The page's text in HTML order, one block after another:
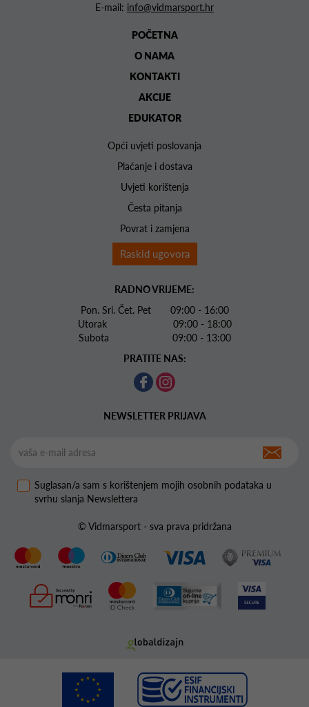
E-mail: info@vidmarsport.hr
POČETNA
O NAMA
KONTAKTI
AKCIJE
EDUKATOR
Opći uvjeti poslovanja
Plaćanje i dostava
Uvjeti korištenja
Česta pitanja
Povrat i zamjena
Raskid ugovora
RADNO VRIJEME:
Pon. Sri. Čet. Pet 09:00 - 16:00
Utorak 09:00 - 18:00
Subota 09:00 - 13:00
PRATITE NAS:
NEWSLETTER PRIJAVA
Suglasan/a sam s korištenjem mojih osobnih podataka u
svrhu slanja Newslettera
© Vidmarsport - sva prava pridržana